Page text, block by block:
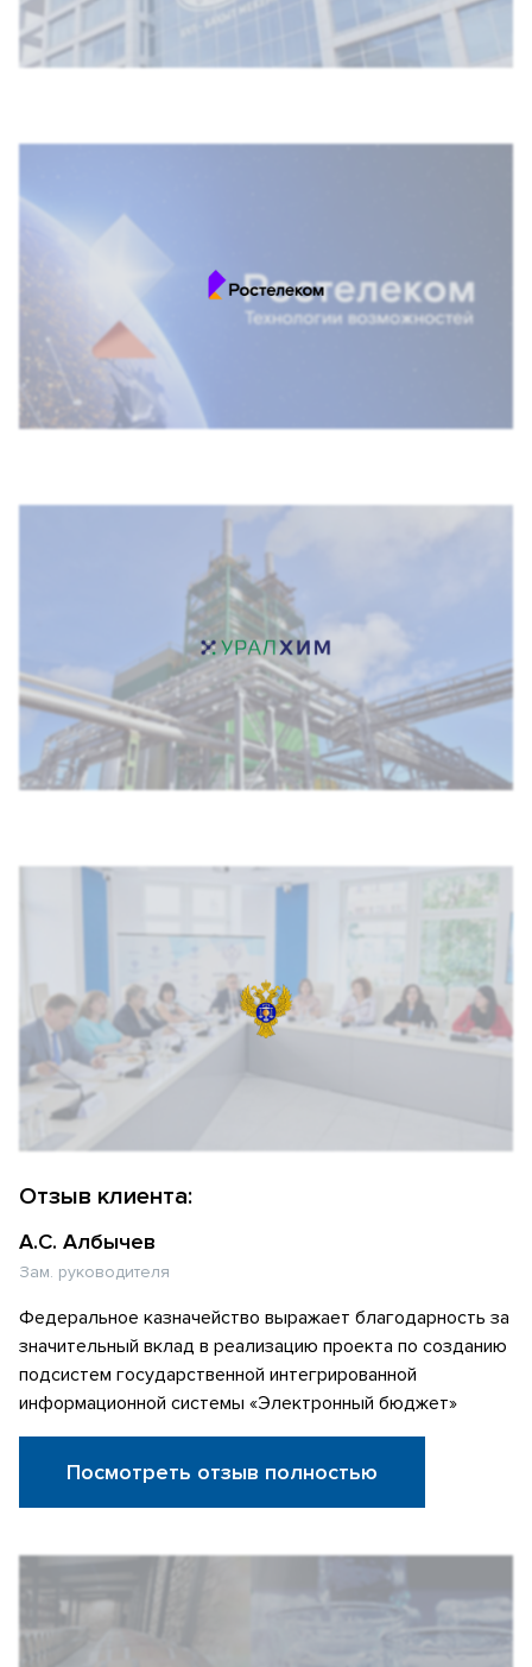
Отзыв клиента:
А.С. Албычев
Зам. руководителя
Федеральное казначейство выражает благодарность за
значительный вклад в реализацию проекта по созданию
подсистем государственной интегрированной
информационной системы «Электронный бюджет»
Посмотреть отзыв полностью